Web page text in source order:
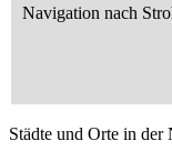
Navigation nach
Städte und Orte in der